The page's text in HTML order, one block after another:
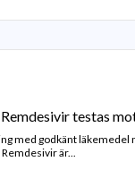
testas
med godkänt läkemedel
är...